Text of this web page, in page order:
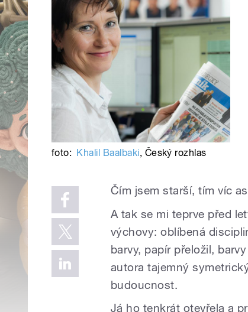
foto: Khalil Baalbaki, Český rozhlas
Čím jsem starší, tím víc
A tak se mi teprve před
výchovy: oblíbená
barvy, papír přeložil,
autora tajemný
budoucnost.
Já ho tenkrát otevřela a